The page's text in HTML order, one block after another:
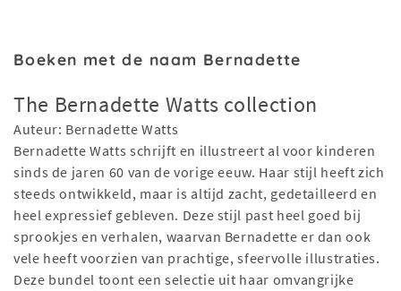
Boeken met de naam Bernadette
The Bernadette Watts collection
Auteur: Bernadette Watts
Bernadette Watts schrijft en illustreert al voor kinderen
sinds de jaren 60 van de vorige eeuw. Haar stijl heeft zich
steeds ontwikkeld, maar is altijd zacht, gedetailleerd en
heel expressief gebleven. Deze stijl past heel goed bij
sprookjes en verhalen, waarvan Bernadette er dan ook
vele heeft voorzien van prachtige, sfeervolle illustraties.
Deze bundel toont een selectie uit haar omvangrijke